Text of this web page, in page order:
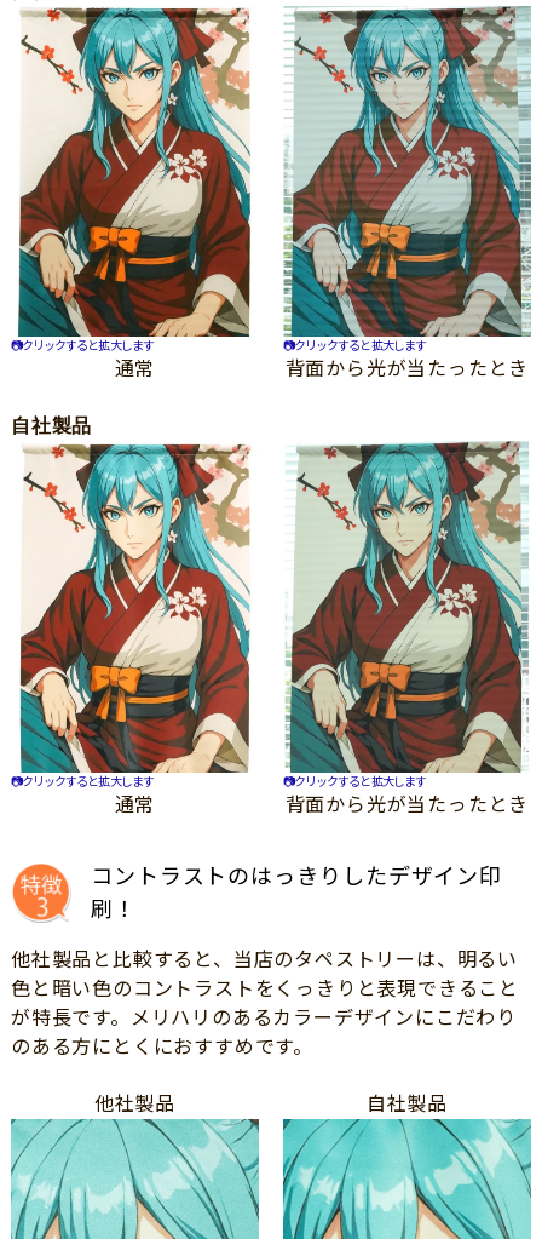
📷クリックすると拡大します
通常
📷クリックすると拡大します
背面から光が当たったとき
自社製品
📷クリックすると拡大します
通常
📷クリックすると拡大します
背面から光が当たったとき
コントラストのはっきりしたデザイン印
刷！
他社製品と比較すると、当店のタペストリーは、明るい
色と暗い色のコントラストをくっきりと表現できること
が特長です。メリハリのあるカラーデザインにこだわり
のある方にとくにおすすめです。
他社製品 自社製品